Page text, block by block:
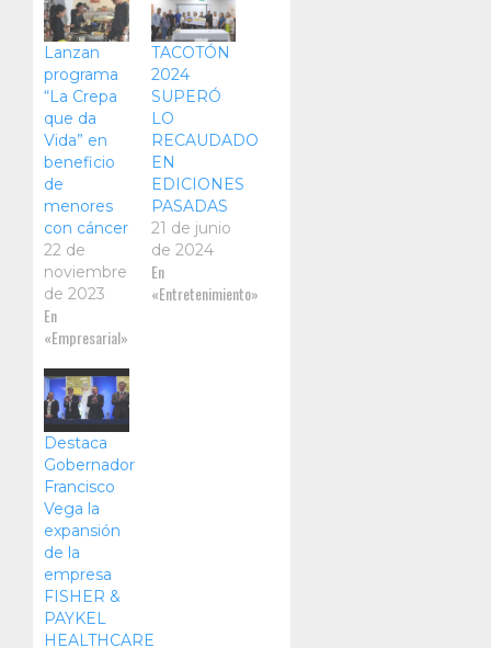
Lanzan
programa
“La Crepa
que da
Vida” en
beneficio
de
menores
con cáncer
22 de
noviembre
de 2023
En
«Empresarial»
TACOTÓN
2024
SUPERÓ
LO
RECAUDADO
EN
EDICIONES
PASADAS
21 de junio
de 2024
En
«Entretenimiento»
Destaca
Gobernador
Francisco
Vega la
expansión
de la
empresa
FISHER &
PAYKEL
HEALTHCARE